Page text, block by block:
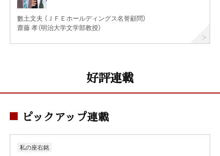
數土文夫 （ＪＦＥホールディングス名誉顧問）
齋藤 孝（明治大学文学部教授）
好評連載
ピックアップ連載
私の座右銘